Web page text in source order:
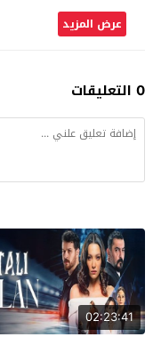
عرض المزيد
0 التعليقات
02:23:41